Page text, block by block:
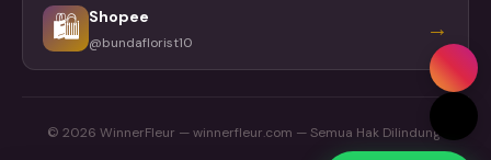
🛍 Shopee
@bundaflorist10 →
© 2026 WinnerFleur — winnerfleur.com — Semua Hak Dilindungi